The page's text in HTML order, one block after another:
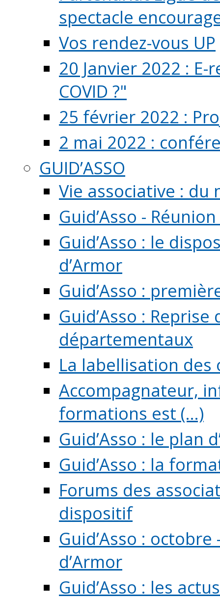
spectacle
Vos rendez-vous UP
20 Janvier 2022 :
COVID ?"
25 février 2022 :
2 mai 2022 :
GUID’ASSO
Vie associative : du
Guid’Asso -
Guid’Asso : le
d’Armor
Guid’Asso :
Guid’Asso :
départementaux
La labellisation
Accompagnateur,
formations est (...)
Guid’Asso : le plan
Guid’Asso : la
Forums des
dispositif
Guid’Asso :
d’Armor
Guid’Asso : les